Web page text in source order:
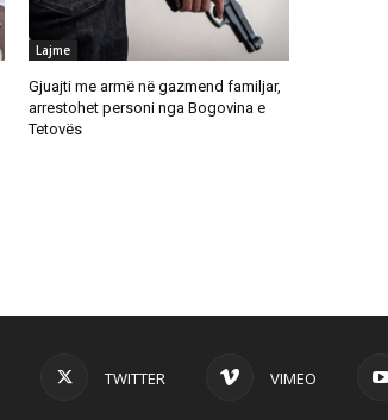
Lajme
Gjuajti me armë në gazmend familjar,
arrestohet personi nga Bogovina e
Tetovës
TWITTER VIMEO